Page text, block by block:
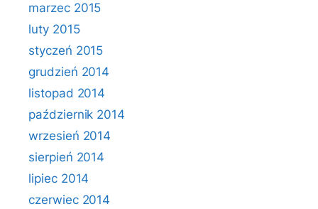
marzec 2015
luty 2015
styczeń 2015
grudzień 2014
listopad 2014
październik 2014
wrzesień 2014
sierpień 2014
lipiec 2014
czerwiec 2014